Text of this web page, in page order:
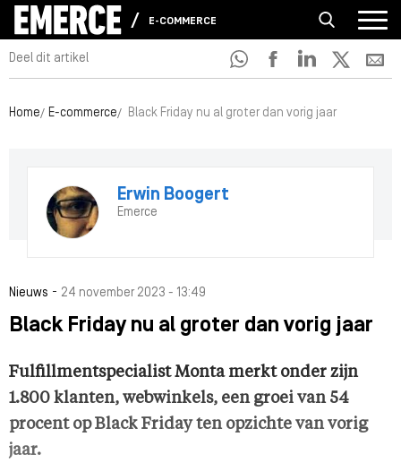
E-COMMERCE
Deel dit artikel
Home E-commerce Black Friday nu al groter dan vorig jaar
Erwin Boogert
Emerce
Nieuws - 24 november 2023 - 13:49
Black Friday nu al groter dan vorig jaar
Fulfillmentspecialist Monta merkt onder zijn
1.800 klanten, webwinkels, een groei van 54
procent op Black Friday ten opzichte van vorig
jaar.